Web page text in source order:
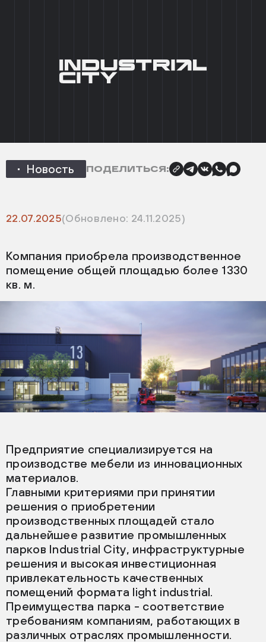
НАЗАД
22.07.2025(Обновлено: 24.11.2025)
Компания приобрела производственное
помещение общей площадью более 1330
кв. м.
Новость ПОДЕЛИТЬСЯ:
Предприятие специализируется на
производстве мебели из инновационных
материалов.
Главными критериями при принятии
решения о приобретении
производственных площадей стало
дальнейшее развитие промышленных
парков Industrial City, инфраструктурные
решения и высокая инвестиционная
привлекательность качественных
помещений формата light industrial.
Преимущества парка - соответствие
требованиям компаниям, работающих в
различных отраслях промышленности.